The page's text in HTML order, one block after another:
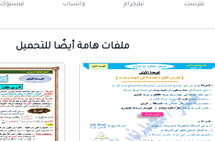
بنترست تيليجرام واتساب فيسبوك
ملفات هامة أيضًا للتحميل